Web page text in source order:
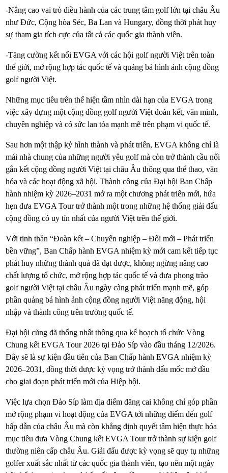
-Nâng cao vai trò điều hành của các trung tâm golf lớn tại châu Âu
như Đức, Cộng hòa Séc, Ba Lan và Hungary, đồng thời phát huy
sự tham gia tích cực của tất cả các quốc gia thành viên.
-Tăng cường kết nối EVGA với các hội golf người Việt trên toàn
thế giới, mở rộng hợp tác quốc tế và quảng bá hình ảnh cộng đồng
golf người Việt.
Những mục tiêu trên thể hiện tầm nhìn dài hạn của EVGA trong
việc xây dựng một cộng đồng golf người Việt đoàn kết, văn minh,
chuyên nghiệp và có sức lan tỏa mạnh mẽ trên phạm vi quốc tế.
Sau hơn một thập kỷ hình thành và phát triển, EVGA không chỉ là
mái nhà chung của những người yêu golf mà còn trở thành cầu nối
gắn kết cộng đồng người Việt tại châu Âu thông qua thể thao, văn
hóa và các hoạt động xã hội. Thành công của Đại hội Ban Chấp
hành nhiệm kỳ 2026–2031 mở ra một chương phát triển mới, hứa
hẹn đưa EVGA Tour trở thành một trong những hệ thống giải đấu
cộng đồng có uy tín nhất của người Việt trên thế giới.
Với tinh thần “Đoàn kết – Chuyên nghiệp – Đổi mới – Phát triển
bền vững”, Ban Chấp hành EVGA nhiệm kỳ mới cam kết tiếp tục
phát huy những thành quả đã đạt được, không ngừng nâng cao
chất lượng tổ chức, mở rộng hợp tác quốc tế và đưa phong trào
golf người Việt tại châu Âu ngày càng phát triển mạnh mẽ, góp
phần quảng bá hình ảnh cộng đồng người Việt năng động, hội
nhập và thành công trên trường quốc tế.
Đại hội cũng đã thống nhất thông qua kế hoạch tổ chức Vòng
Chung kết EVGA Tour 2026 tại Đảo Síp vào đầu tháng 12/2026.
Đây sẽ là sự kiện đầu tiên của Ban Chấp hành EVGA nhiệm kỳ
2026–2031, đồng thời được kỳ vọng trở thành dấu mốc mở đầu
cho giai đoạn phát triển mới của Hiệp hội.
Việc lựa chọn Đảo Síp làm địa điểm đăng cai không chỉ góp phần
mở rộng phạm vi hoạt động của EVGA tới những điểm đến golf
hấp dẫn của châu Âu mà còn khẳng định quyết tâm hiện thực hóa
mục tiêu đưa Vòng Chung kết EVGA Tour trở thành sự kiện golf
thường niên cấp châu Âu. Giải đấu được kỳ vọng sẽ quy tụ những
golfer xuất sắc nhất từ các quốc gia thành viên, tạo nên một ngày